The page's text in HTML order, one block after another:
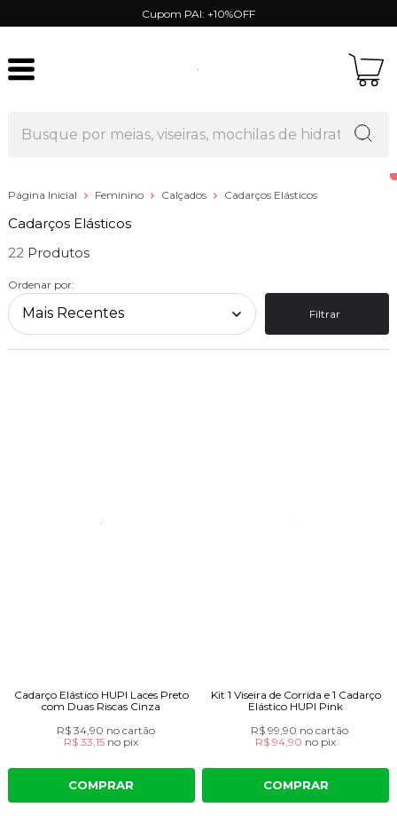
Cupom PAI: +10%OFF
Página Inicial Feminino Calçados Cadarços Elásticos
Cadarços Elásticos
22
Ordenar por:
Filtrar
Cadarço Elástico HUPI Laces Preto
com Duas Riscas Cinza
R$ 34,90 no cartão
R$ 33,15 no pix
COMPRAR
Kit 1 Viseira de Corrida e 1 Cadarço
Elástico HUPI Pink
R$ 99,90 no cartão
R$ 94,90 no pix
COMPRAR